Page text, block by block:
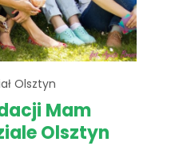
Olsztyn
Mam
Olsztyn